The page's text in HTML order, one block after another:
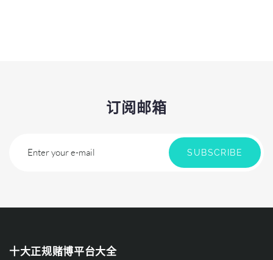
订阅邮箱
Enter your e-mail SUBSCRIBE
十大正规赌博平台大全